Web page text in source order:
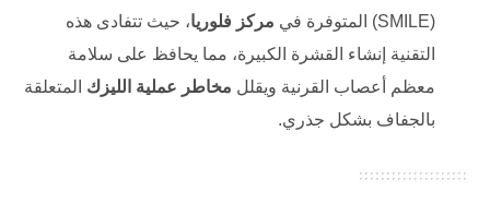
(SMILE) المتوفرة في
مركز فلوريا، حيث تتفادى هذه
التقنية إنشاء القشرة الكبيرة، مما يحافظ على سلامة
معظم أعصاب القرنية ويقلل مخاطر عملية الليزك المتعلقة
بالجفاف بشكل جذري.